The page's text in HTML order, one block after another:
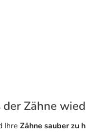
Zähne
Ihre Zähne sauber zu